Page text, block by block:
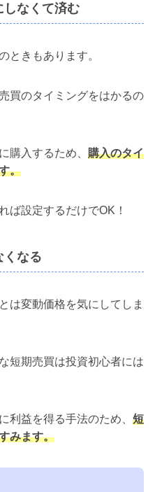
しなくて済む
ときもあります。
買のタイミングをはかるの
購入するため、 購入のタイ
。
ば設定するだけでOK！
くなる
は変動価格を気にしてしま
短期売買は投資初心者には
利益を得る手法のため、 短
みます。